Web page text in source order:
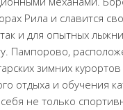
Рила и славится
и для опытных
Пампорово,
зимних
отдыха и обучения
не только